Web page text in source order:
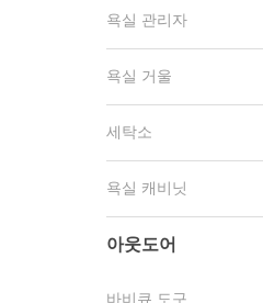
욕실 관리자
욕실 거울
세탁소
욕실 캐비닛
아웃도어
바비큐 도구